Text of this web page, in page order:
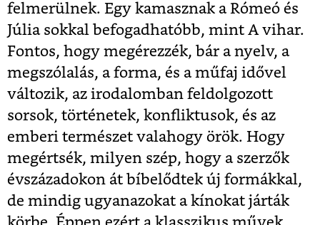
felmerülnek. Egy kamasznak a Rómeó és
Júlia sokkal befogadhatóbb, mint A vihar.
Fontos, hogy megérezzék, bár a nyelv, a
megszólalás, a forma, és a műfaj idővel
változik, az irodalomban feldolgozott
sorsok, történetek, konfliktusok, és az
emberi természet valahogy örök. Hogy
megértsék, milyen szép, hogy a szerzők
évszázadokon át bíbelődtek új formákkal,
de mindig ugyanazokat a kínokat járták